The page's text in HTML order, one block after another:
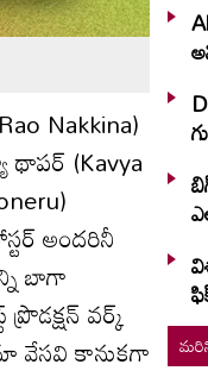
Nakkina)
థాపర్ (Kavya
అందరినీ
బాగా
వర్క్
వేసవి కానుకగా